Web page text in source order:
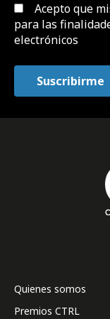
Acepto que
para las
electrónicos
Quienes somos
Premios CTRL